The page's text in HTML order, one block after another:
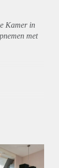
Kamer in
met